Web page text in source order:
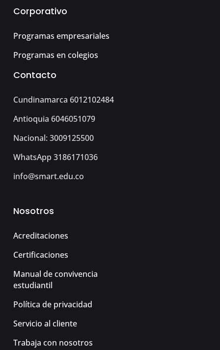
Corporativo
Programas empresariales
Programas en colegios
Contacto
Cundinamarca 6012102484
Antioquia 6046051079
Nacional: 3009125500
WhatsApp 3186171036
info@smart.edu.co
Nosotros
Acreditaciones
Certificaciones
Manual de convivencia
estudiantil
Política de privacidad
Servicio al cliente
Trabaja con nosotros